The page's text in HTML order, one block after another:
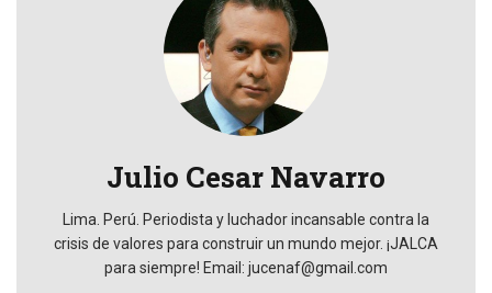
Julio Cesar Navarro
Lima. Perú. Periodista y luchador incansable contra la
crisis de valores para construir un mundo mejor. ¡JALCA
para siempre! Email: jucenaf@gmail.com